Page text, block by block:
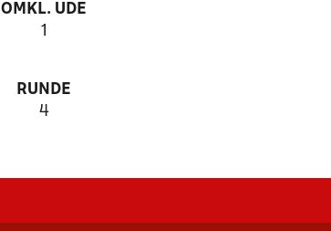
OMKL. UDE
1
RUNDE
4